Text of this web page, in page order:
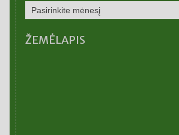
NAUJIENŲ
ARCHYVAS
ŽEMĖLAPIS